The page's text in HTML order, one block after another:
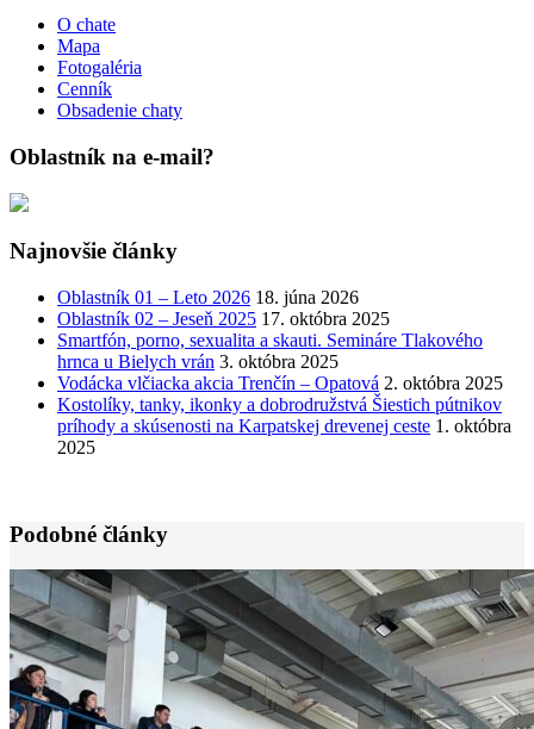
O chate
Mapa
Fotogaléria
Cenník
Obsadenie chaty
Oblastník na e-mail?
Najnovšie články
Oblastník 01 – Leto 2026 18. júna 2026
Oblastník 02 – Jeseň 2025 17. októbra 2025
Smartfón, porno, sexualita a skauti. Semináre Tlakového
hrnca u Bielych vrán 3. októbra 2025
Vodácka vlčiacka akcia Trenčín – Opatová 2. októbra 2025
Kostolíky, tanky, ikonky a dobrodružstvá Šiestich pútnikov
príhody a skúsenosti na Karpatskej drevenej ceste 1. októbra
2025
Podobné články